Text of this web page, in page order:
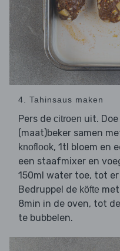
4. Tahinsaus maken
Pers de citroen uit.
(maat)beker samen
knoflook, 1tl bloem en
een staafmixer en
150ml water toe, tot er
Bedruppel de köfte
8min in de oven, tot de
te bubbelen.